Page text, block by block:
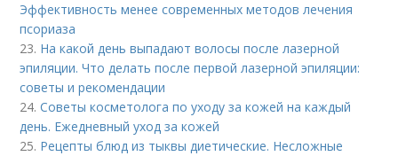
Эффективность менее современных методов лечения
псориаза
23. На какой день выпадают волосы после лазерной
эпиляции. Что делать после первой лазерной эпиляции:
советы и рекомендации
24.Советы косметолога по уходу за кожей на каждый
день. Ежедневный уход за кожей
25. Рецепты блюд из тыквы диетические. Несложные